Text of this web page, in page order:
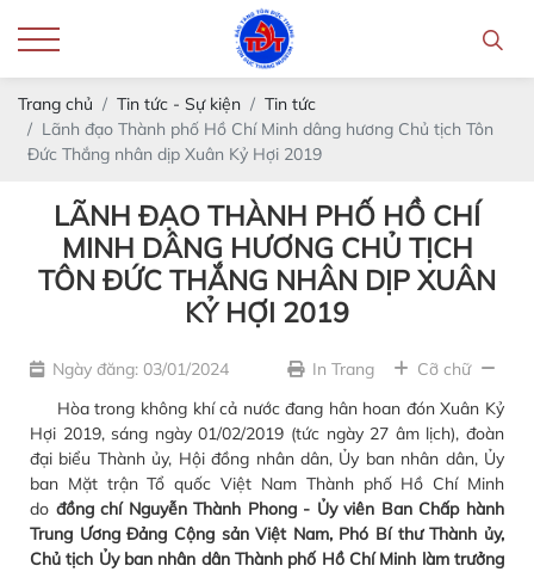
Trang chủ Tin tức - Sự kiện
Tin tức
Lãnh đạo Thành phố Hồ Chí Minh dâng hương Chủ tịch Tôn
Đức Thắng nhân dịp Xuân Kỷ Hợi 2019
LÃNH ĐẠO THÀNH PHỐ HỒ CHÍ
MINH DÂNG HƯƠNG CHỦ TỊCH
TÔN ĐỨC THẮNG NHÂN DỊP XUÂN
KỶ HỢI 2019
Ngày đăng: 03/01/2024 In Trang
Cỡ chữ
Hòa trong không khí cả nước đang hân hoan đón Xuân Kỷ
Hợi 2019, sáng ngày 01/02/2019 (tức ngày 27 âm lịch), đoàn
đại biểu Thành ủy, Hội đồng nhân dân, Ủy ban nhân dân, Ủy
ban Mặt trận Tổ quốc Việt Nam Thành phố Hồ Chí Minh
do đồng chí Nguyễn Thành Phong - Ủy viên Ban Chấp hành
Trung Ương Đảng Cộng sản Việt Nam, Phó Bí thư Thành ủy,
Chủ tịch Ủy ban nhân dân Thành phố Hồ Chí Minh làm trưởng